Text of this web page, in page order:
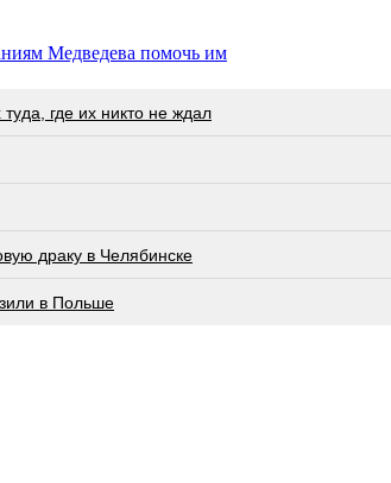
Медведева помочь им
где их никто не ждал
драку в Челябинске
в Польше